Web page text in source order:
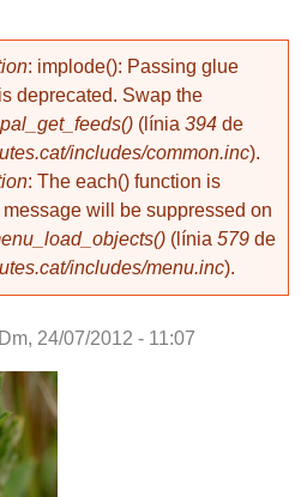
: implode(): Passing glue
deprecated. Swap the
(línia 394 de
includes/common.inc).
: The each() function is
will be suppressed on
(línia 579 de
includes/menu.inc).
Dm, 24/07/2012 - 11:07